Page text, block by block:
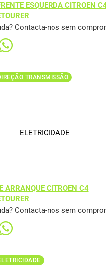
ESQUERDA CITROEN
Contacta-nos sem
TRANSMISSÃO
ELETRICIDADE
ARRANQUE CITROEN C4
Contacta-nos sem